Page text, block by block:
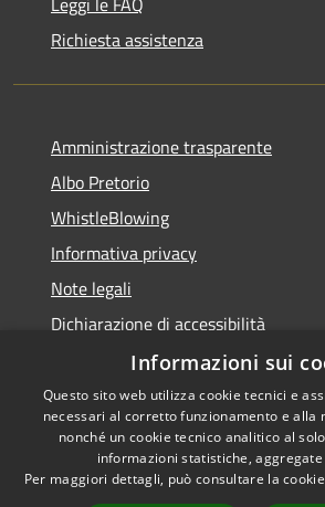
Richiesta assistenza
Amministrazione trasparente
Albo Pretorio
WhistleBlowing
Informativa privacy
Note legali
Dichiarazione di accessibilità
Accessibilità
Privacy
Informazioni sui
Questo sito web utilizza cookie tecnici e
necessari al corretto funzionamento e alla
nonché un cookie tecnico analitico al
informazioni statistiche,
Per maggiori dettagli, può consultare la